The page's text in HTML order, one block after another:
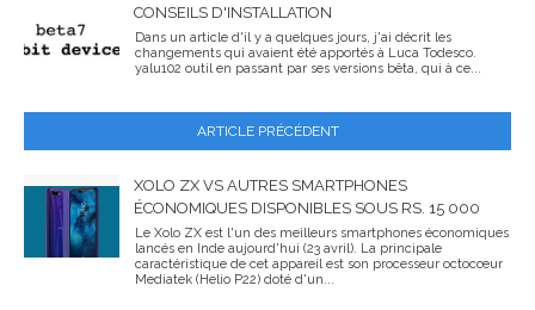
CONSEILS D'INSTALLATION
Dans un article d'il y a quelques jours, j'ai décrit les
changements qui avaient été apportés à Luca Todesco.
yalu102 outil en passant par ses versions bêta, qui à ce...
ARTICLE PRÉCÉDENT
XOLO ZX VS AUTRES SMARTPHONES
ÉCONOMIQUES DISPONIBLES SOUS RS. 15 000
Le Xolo ZX est l'un des meilleurs smartphones économiques
lancés en Inde aujourd'hui (23 avril). La principale
caractéristique de cet appareil est son processeur octocœur
Mediatek (Helio P22) doté d'un...